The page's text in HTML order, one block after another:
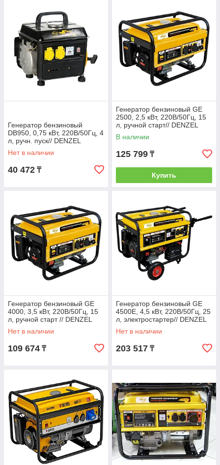
Генератор бензиновый
DB950, 0,75 кВт, 220В/50Гц, 4
л, ручн. пуск// DENZEL
Нет в наличии
40 472 ₸
Генератор бензиновый GE
2500, 2,5 кВт, 220В/50Гц, 15
л, ручной старт// DENZEL
В наличии
125 799 ₸
Купить
Генератор бензиновый GE
4000, 3,5 кВт, 220В/50Гц, 15
л, ручной старт // DENZEL
Нет в наличии
109 674 ₸
Генератор бензиновый GE
4500Е, 4,5 кВт, 220В/50Гц, 25
л, электростартер// DENZEL
Нет в наличии
203 517 ₸